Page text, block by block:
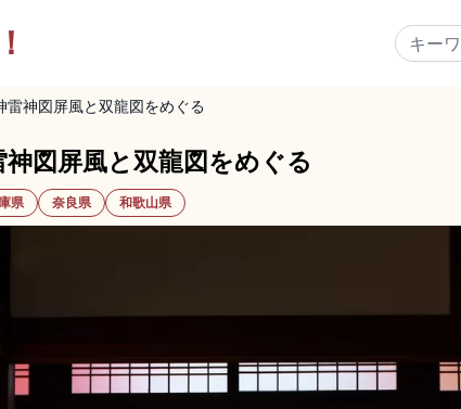
雷神図屏風と双龍図をめぐる
図屏風と双龍図をめぐる
県 奈良県 和歌山県